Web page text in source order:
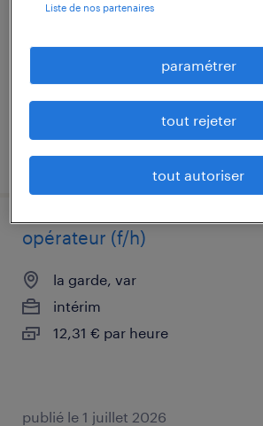
rognac, bouches-du-rhône
intérim
12,31 € par heure
publié le 10 juillet 2026
opérateur (f/h)
la garde, var
intérim
12,31 € par heure
publié le 1 juillet 2026
Liste de nos partenaires
paramétrer
tout rejeter
tout autoriser